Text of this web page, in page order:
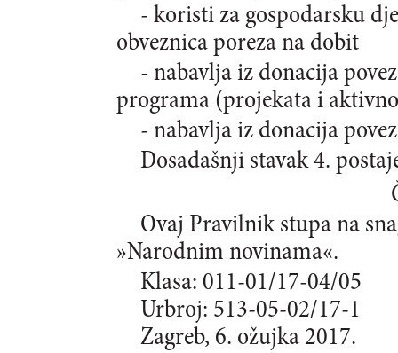
- koristi za gospodarsku
obveznica poreza na dobit
- nabavlja iz donacija
programa (projekata i
- nabavlja iz donacija
Dosadašnji stavak 4.
Ovaj Pravilnik stupa na
»Narodnim novinama«.
Klasa: 011-01/17-04/05
Urbroj: 513-05-02/17-1
Zagreb, 6. ožujka 2017.